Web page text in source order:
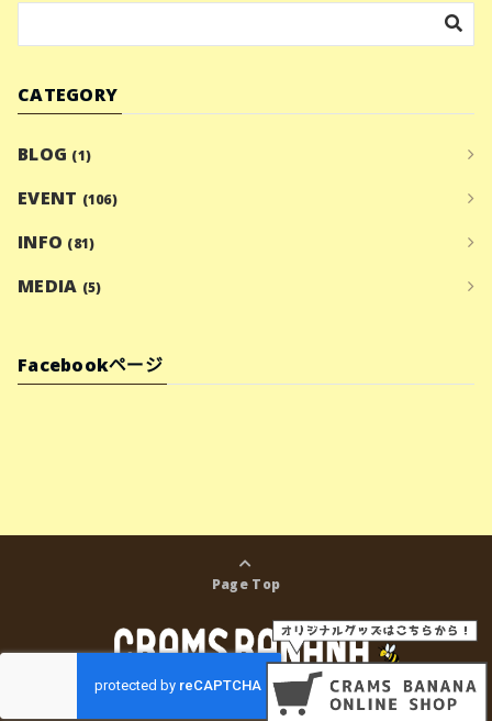
CATEGORY
BLOG (1)
EVENT (106)
INFO (81)
MEDIA (5)
Facebookページ
Page Top